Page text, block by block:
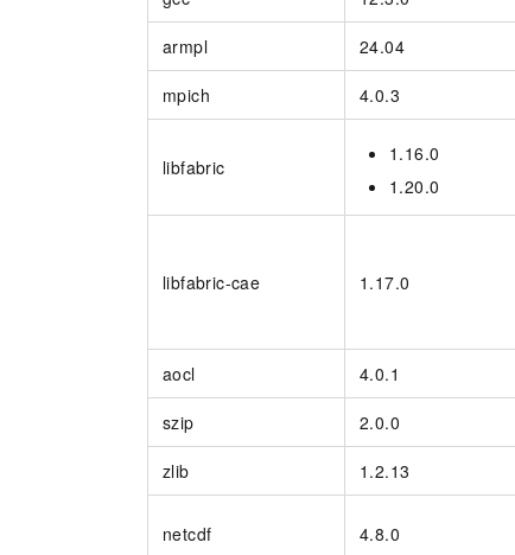
armpl 24.04
mpich 4.0.3
libfabric
1.16.0
1.20.0
libfabric-cae 1.17.0
aocl 4.0.1
szip 2.0.0
zlib 1.2.13
netcdf 4.8.0